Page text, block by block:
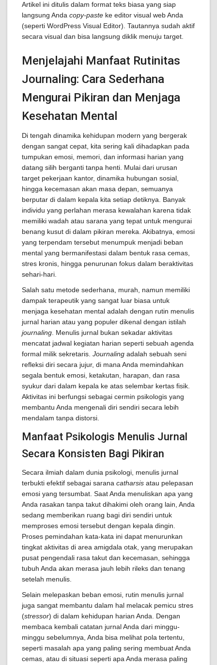
Artikel ini ditulis dalam format teks biasa yang siap
langsung Anda copy-paste ke editor visual web Anda
(seperti WordPress Visual Editor). Tautannya sudah aktif
secara visual dan bisa langsung diklik menuju target.
Menjelajahi Manfaat Rutinitas
Journaling: Cara Sederhana
Mengurai Pikiran dan Menjaga
Kesehatan Mental
Di tengah dinamika kehidupan modern yang bergerak
dengan sangat cepat, kita sering kali dihadapkan pada
tumpukan emosi, memori, dan informasi harian yang
datang silih berganti tanpa henti. Mulai dari urusan
target pekerjaan kantor, dinamika hubungan sosial,
hingga kecemasan akan masa depan, semuanya
berputar di dalam kepala kita setiap detiknya. Banyak
individu yang perlahan merasa kewalahan karena tidak
memiliki wadah atau sarana yang tepat untuk mengurai
benang kusut di dalam pikiran mereka. Akibatnya, emosi
yang terpendam tersebut menumpuk menjadi beban
mental yang bermanifestasi dalam bentuk rasa cemas,
stres kronis, hingga penurunan fokus dalam beraktivitas
sehari-hari.
Salah satu metode sederhana, murah, namun memiliki
dampak terapeutik yang sangat luar biasa untuk
menjaga kesehatan mental adalah dengan rutin menulis
jurnal harian atau yang populer dikenal dengan istilah
journaling . Menulis jurnal bukan sekadar aktivitas
mencatat jadwal kegiatan harian seperti sebuah agenda
formal milik sekretaris. Journaling adalah sebuah seni
refleksi diri secara jujur, di mana Anda memindahkan
segala bentuk emosi, ketakutan, harapan, dan rasa
syukur dari dalam kepala ke atas selembar kertas fisik.
Aktivitas ini berfungsi sebagai cermin psikologis yang
membantu Anda mengenali diri sendiri secara lebih
mendalam tanpa distorsi.
Manfaat Psikologis Menulis Jurnal
Secara Konsisten Bagi Pikiran
Secara ilmiah dalam dunia psikologi, menulis jurnal
terbukti efektif sebagai sarana catharsis atau pelepasan
emosi yang tersumbat. Saat Anda menuliskan apa yang
Anda rasakan tanpa takut dihakimi oleh orang lain, Anda
sedang memberikan ruang bagi diri sendiri untuk
memproses emosi tersebut dengan kepala dingin.
Proses pemindahan kata-kata ini dapat menurunkan
tingkat aktivitas di area amigdala otak, yang merupakan
pusat pengendali rasa takut dan kecemasan, sehingga
tubuh Anda akan merasa jauh lebih rileks dan tenang
setelah menulis.
Selain melepaskan beban emosi, rutin menulis jurnal
juga sangat membantu dalam hal melacak pemicu stres
(stressor) di dalam kehidupan harian Anda. Dengan
membaca kembali catatan jurnal Anda dari minggu-
minggu sebelumnya, Anda bisa melihat pola tertentu,
seperti masalah apa yang paling sering membuat Anda
cemas, atau di situasi seperti apa Anda merasa paling